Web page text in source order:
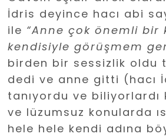
İdris deyince hacı abi
ile “Anne çokönemli bir
kendisiyle görüşmem
birden bir sessizlik oldu
dedi ve anne gitti (hacı
tanıyordu ve biliyorlardı
ve lüzumsuz konularda
hele hele kendi adına